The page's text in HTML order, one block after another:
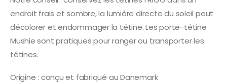
endroit frais et sombre, la lumière directe du soleil peut
décolorer et endommager la tétine. Les porte-tétine
Mushie sont pratiques pour ranger ou transporter les
tétines.
Origine : conçu et fabriqué au Danemark